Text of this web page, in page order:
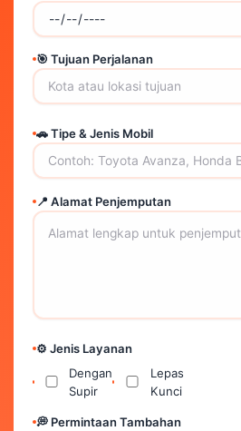
🎯 Tujuan Perjalanan
🚗 Tipe & Jenis Mobil
📍 Alamat Penjemputan
⚙️ Jenis Layanan
Dengan
Supir
Lepas
Kunci
💭 Permintaan Tambahan